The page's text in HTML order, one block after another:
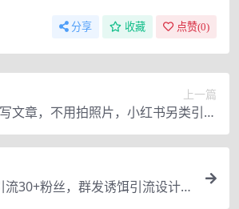
分享 收藏 点赞(0)
上一篇
文章，不用拍照片，小红书另类引流
涨粉玩法
流30+粉丝，群发诱饵引流设计